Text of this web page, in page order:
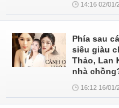
14:16 02/01/
Phía sau
siêu giàu
Thảo, Lan
nhà
16:12 16/01/